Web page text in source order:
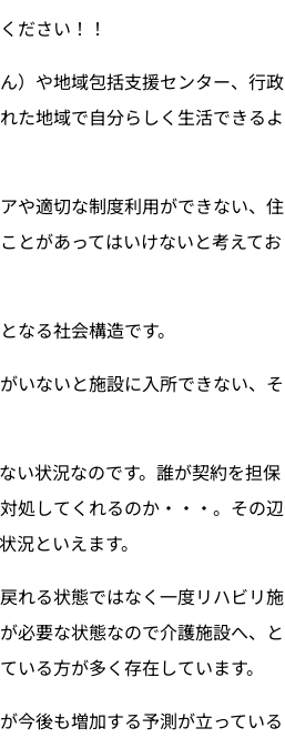
ださい！！
）や地域包括支援センター、行政
た地域で自分らしく生活できるよ
や適切な制度利用ができない、住
とがあってはいけないと考えてお
なる社会構造です。
いないと施設に入所できない、そ
い状況なのです。誰が契約を担保
処してくれるのか・・・。その辺
といえます。
れる状態ではなく一度リハビリ施
必要な状態なので介護施設へ、と
る方が多く存在しています。
今後も増加する予測が立っている